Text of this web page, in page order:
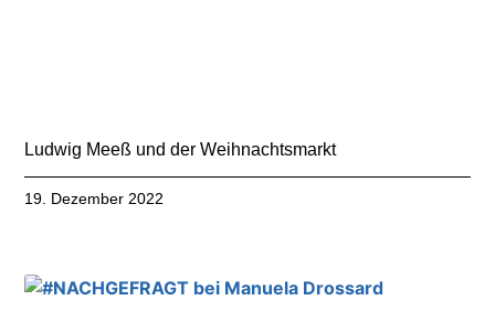
Ludwig Meeß und der Weihnachtsmarkt
19. Dezember 2022